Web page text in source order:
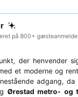
på 800+
der henvender
et moderne og
adgang,
Ørestad metro- og